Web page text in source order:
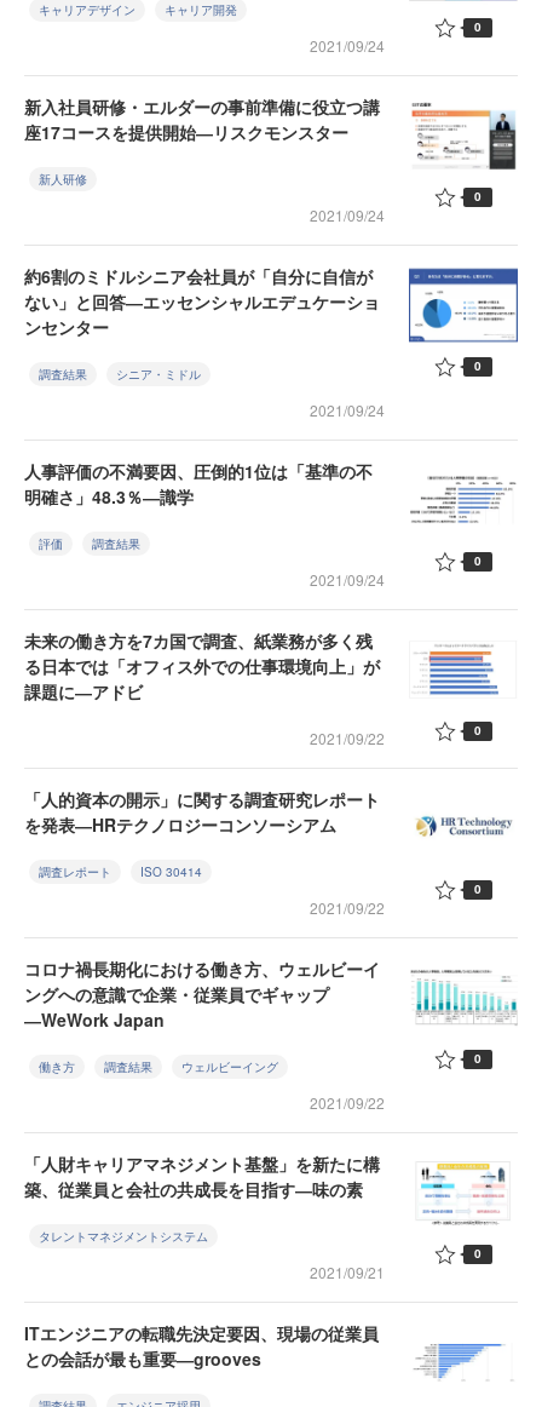
キャリアデザイン キャリア開発
2021/09/24
0
新入社員研修・エルダーの事前準備に役立つ講
座17コースを提供開始―リスクモンスター
新人研修
2021/09/24
0
約6割のミドルシニア会社員が「自分に自信が
ない」と回答―エッセンシャルエデュケーショ
ンセンター
調査結果 シニア・ミドル
2021/09/24
0
人事評価の不満要因、圧倒的1位は「基準の不
明確さ」48.3％―識学
評価 調査結果
2021/09/24
0
未来の働き方を7カ国で調査、紙業務が多く残
る日本では「オフィス外での仕事環境向上」が
課題に―アドビ
2021/09/22 0
「人的資本の開示」に関する調査研究レポート
を発表―HRテクノロジーコンソーシアム
調査レポート ISO 30414
2021/09/22
0
コロナ禍長期化における働き方、ウェルビーイ
ングへの意識で企業・従業員でギャップ
―WeWork Japan
働き方 調査結果 ウェルビーイング
2021/09/22
0
「人財キャリアマネジメント基盤」を新たに構
築、従業員と会社の共成長を目指す―味の素
タレントマネジメントシステム
2021/09/21
0
ITエンジニアの転職先決定要因、現場の従業員
との会話が最も重要―grooves